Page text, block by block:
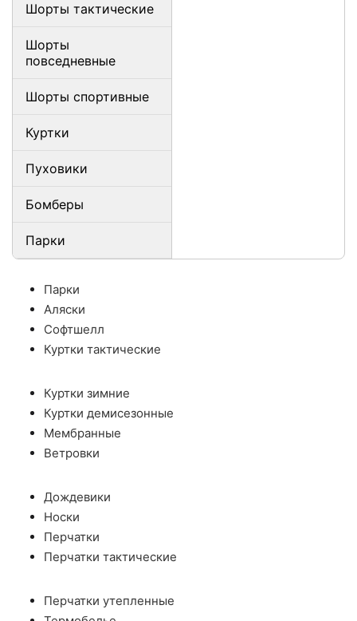
Шорты тактические
Шорты
повседневные
Шорты спортивные
Куртки
Пуховики
Бомберы
Парки
Парки
Аляски
Софтшелл
Куртки тактические
Куртки зимние
Куртки демисезонные
Мембранные
Ветровки
Дождевики
Носки
Перчатки
Перчатки тактические
Перчатки утепленные